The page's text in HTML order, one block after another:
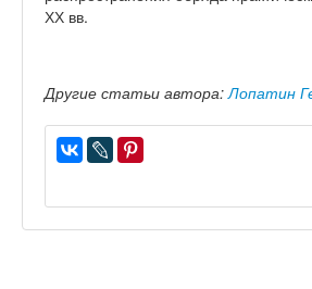
ХХ вв.
Другие статьи автора:Лопатин